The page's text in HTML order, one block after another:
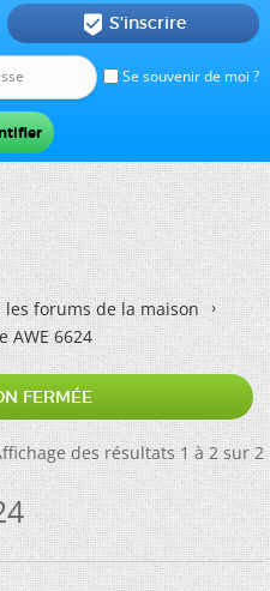
Se souvenir de moi ?
 S'inscrire
les forums de la maison
AWE 6624
FERMÉE
des résultats 1 à 2 sur 2